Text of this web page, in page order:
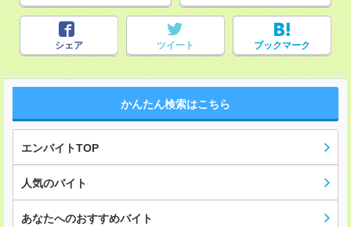
シェア ツイート ブックマーク
かんたん検索はこちら
エンバイトTOP
人気のバイト
あなたへのおすすめバイト